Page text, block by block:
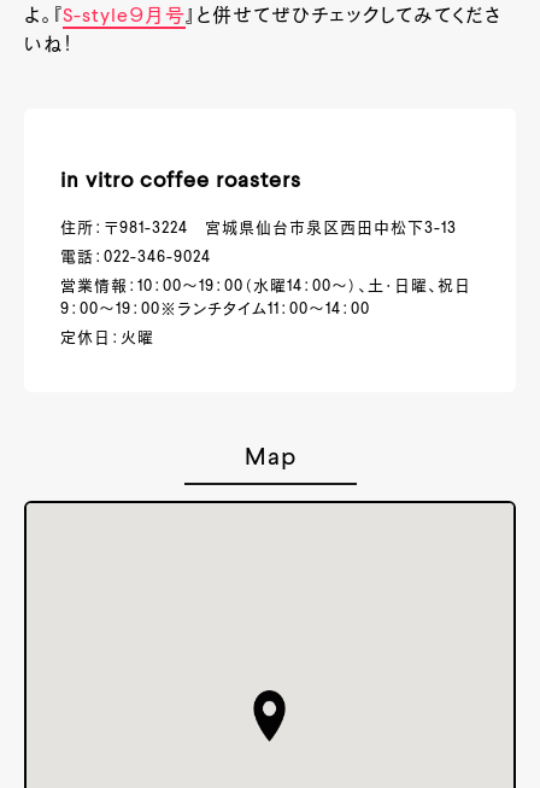
よ。『S-style９月号』と併せてぜひチェックしてみてくださ
いね！
in vitro coffee roasters
住所：〒981-3224 宮城県仙台市泉区西田中松下3-13
電話：022-346-9024
営業情報：10：00～19：00（水曜14：00～）、土・日曜、祝日
9：00～19：00※ランチタイム11：00～14：00
定休日：火曜
Map